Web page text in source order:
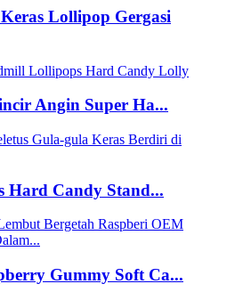
Lollipop Gergasi
Angin Super Ha...
Hard Candy Stand...
Gummy Soft Ca...